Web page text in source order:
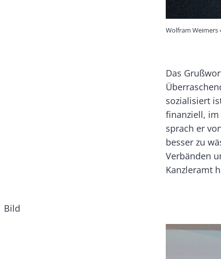
Wolfram Weimers
Text
Das
sozialisiert
finanziell, im
sprach er
besser zu
Verbänden
Kanzleramt
Bild